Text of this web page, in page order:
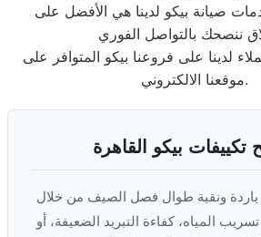
ننصحك بالتواصل الفوري
موقعنا الالكتروني.
تكييفات بيكو القاهرة
ونقية طوال فصل الصيف من خلال
المياه، كفاءة التبريد الضعيفة، أو